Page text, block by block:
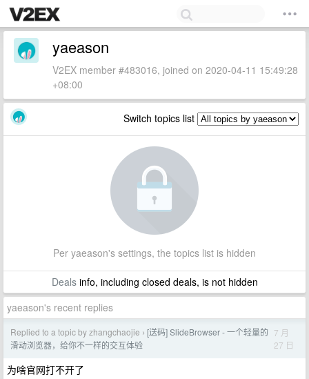
yaeason
V2EX member #483016, joined on 2020-04-11 15:49:28
+08:00
Switch topics list
Per yaeason's settings, the topics list is hidden
Dealsinfo, including closed deals, is not hidden
yaeason's recent replies
Replied to a topic by zhangchaojie › [送码] SlideBrowser - 一个轻量的
滑动浏览器，给你不一样的交互体验
7 月
27 日
为啥官网打不开了